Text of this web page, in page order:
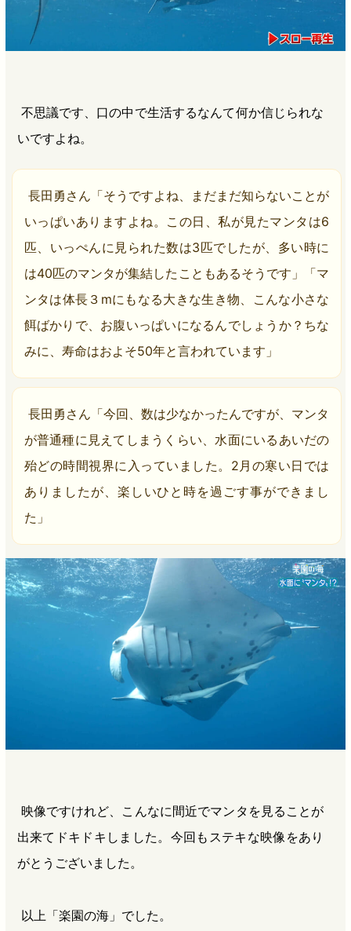
不思議です、口の中で生活するなんて何か信じられな
いですよね。
長田勇さん「そうですよね、まだまだ知らないことが
いっぱいありますよね。この日、私が見たマンタは6
匹、いっぺんに見られた数は3匹でしたが、多い時に
は40匹のマンタが集結したこともあるそうです」「マ
ンタは体長３mにもなる大きな生き物、こんな小さな
餌ばかりで、お腹いっぱいになるんでしょうか？ちな
みに、寿命はおよそ50年と言われています」
長田勇さん「今回、数は少なかったんですが、マンタ
が普通種に見えてしまうくらい、水面にいるあいだの
殆どの時間視界に入っていました。2月の寒い日では
ありましたが、楽しいひと時を過ごす事ができまし
た」
映像ですけれど、こんなに間近でマンタを見ることが
出来てドキドキしました。今回もステキな映像をあり
がとうございました。
以上「楽園の海」でした。